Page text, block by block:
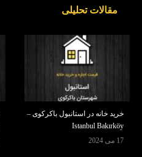
مقالات تحلیلی
خرید خانه در استانبول باکرکوی –
Istanbul Bakırköy
17 می 2024